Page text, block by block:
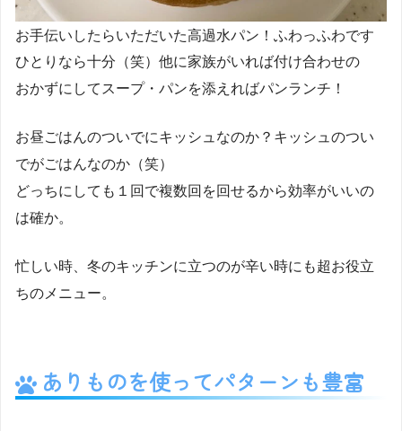
お手伝いしたらいただいた高過水パン！ふわっふわです
ひとりなら十分（笑）他に家族がいれば付け合わせの
おかずにしてスープ・パンを添えればパンランチ！
お昼ごはんのついでにキッシュなのか？キッシュのつい
でがごはんなのか（笑）
どっちにしても１回で複数回を回せるから効率がいいの
は確か。
忙しい時、冬のキッチンに立つのが辛い時にも超お役立
ちのメニュー。
ありものを使ってパターンも豊富